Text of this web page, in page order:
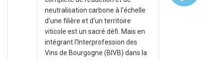
neutralisation carbone à l'échelle
d'une filière et d'un territoire
viticole est un sacré défi. Mais en
intégrant l'Interprofession des
Vins de Bourgogne (BIVB) dans la